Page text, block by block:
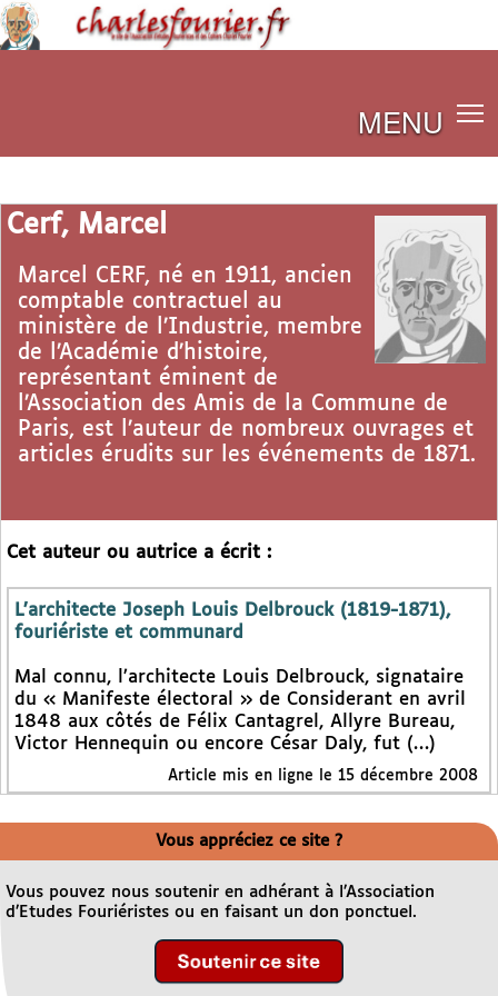
MENU
Cerf, Marcel
Marcel CERF, né en 1911, ancien
comptable contractuel au
ministère de l’Industrie, membre
de l’Académie d’histoire,
représentant éminent de
l’Association des Amis de la Commune de
Paris, est l’auteur de nombreux ouvrages et
articles érudits sur les événements de 1871.
Cet auteur ou autrice a écrit :
L’architecte Joseph Louis Delbrouck (1819-1871),
fouriériste et communard
Mal connu, l’architecte Louis Delbrouck, signataire
du « Manifeste électoral » de Considerant en avril
1848 aux côtés de Félix Cantagrel, Allyre Bureau,
Victor Hennequin ou encore César Daly, fut (…)
Article mis en ligne le 15 décembre 2008
Vous appréciez ce site ?
Vous pouvez nous soutenir en adhérant à l’Association
d’Etudes Fouriéristes ou en faisant un don ponctuel.